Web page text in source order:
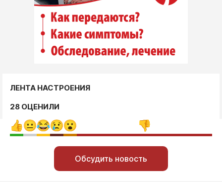
ЛЕНТА НАСТРОЕНИЯ
28 ОЦЕНИЛИ
Обсудить новость